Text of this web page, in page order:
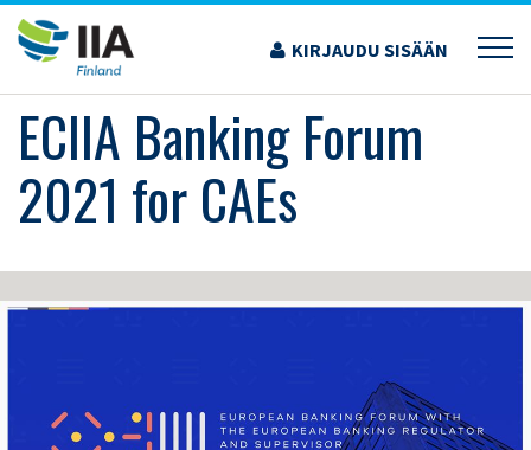
Siirry
sisältöön
KIRJAUDU SISÄÄN
›KOULUTUS JA TAPAHTUMAT ECIIA BANKING FORUM 2021 FOR CAES
ECIIA Banking Forum
2021 for CAEs